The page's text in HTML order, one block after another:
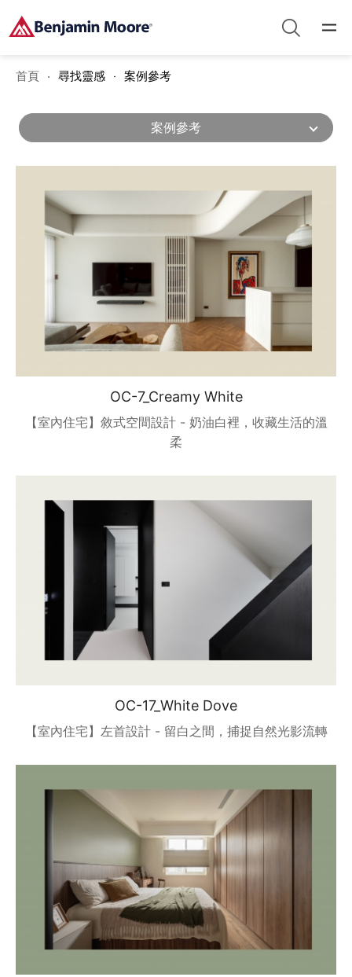
首頁 尋找靈感 案例參考
案例參考
OC-7_Creamy White
【室內住宅】敘式空間設計 - 奶油白裡，收藏生活的溫
柔
OC-17_White Dove
【室內住宅】左首設計 - 留白之間，捕捉自然光影流轉